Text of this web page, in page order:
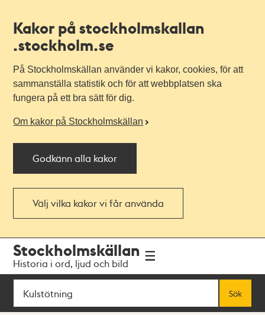
Kakor på stockholmskallan
.stockholm.se
På Stockholmskällan använder vi kakor, cookies, för att
sammanställa statistik och för att webbplatsen ska
fungera på ett bra sätt för dig.
Om kakor på Stockholmskällan
Godkänn alla kakor
Välj vilka kakor vi får använda
navigationen
huvudinnehållet
Stockholmskällan
Historia i ord, ljud och bild
Sök
Sök